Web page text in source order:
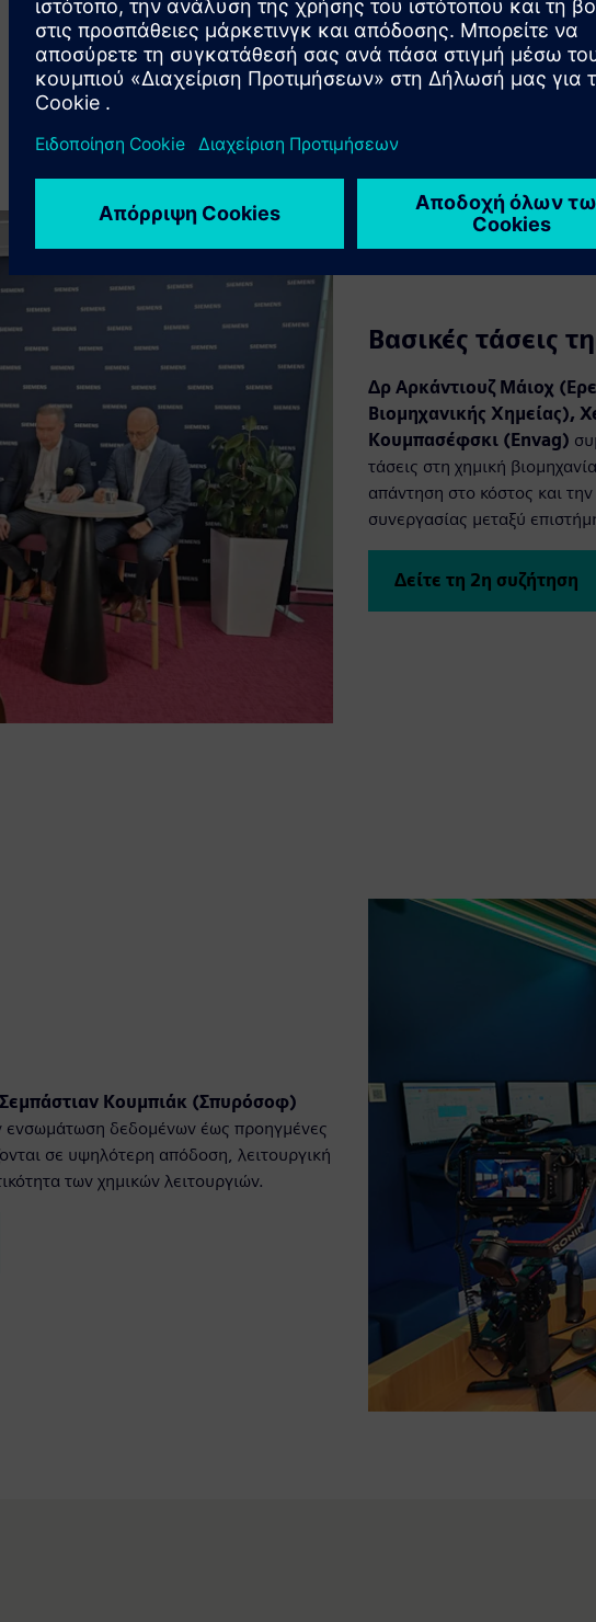
Βασικές τάσεις
Δρ Αρκάντιουζ Μάιοχ
Βιομηχανικής Χημείας),
Κουμπασέφσκι (Envag)
τάσεις στη χημική
απάντηση στο κόστος και
συνεργασίας μεταξύ
Δείτε τη 2η συζήτηση
Κουμπιάκ (Σπυρόσοφ)
ενσωμάτωση δεδομένων έως προηγμένες
σε υψηλότερη απόδοση, λειτουργική
των χημικών λειτουργιών.